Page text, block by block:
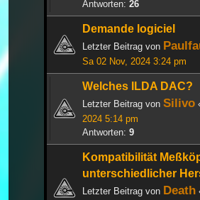
Antworten: 26
Demande logiciel
Letzter Beitrag von
Sa 02 Nov, 2024 3:24 pm
Welches ILDA DAC?
Letzter Beitrag von Silivo
2024 5:14 pm
Antworten: 9
Kompatibilität
unterschiedlicher
Letzter Beitrag von Death